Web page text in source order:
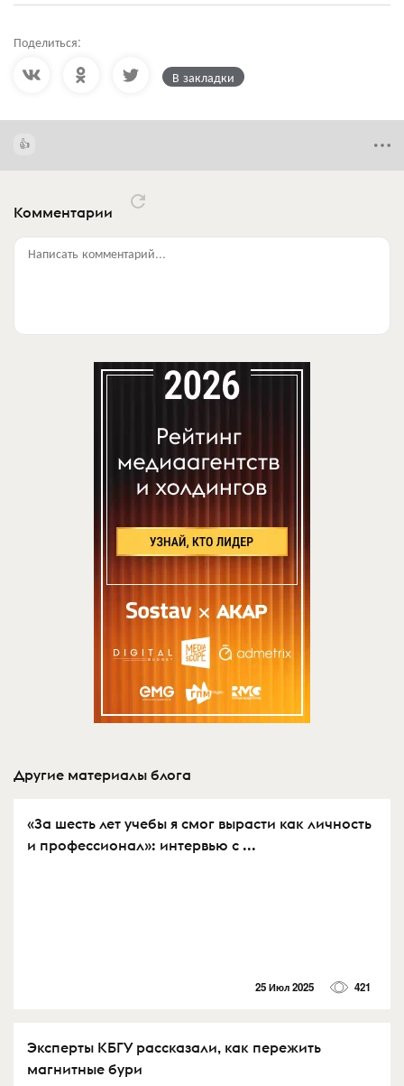
Поделиться:
В закладки
Комментарии
Написать комментарий...
Другие материалы блога
«За шесть лет учебы я смог вырасти как личность
и профессионал»: интервью с ...
25 Июл 2025 421
Эксперты КБГУ рассказали, как пережить
магнитные бури